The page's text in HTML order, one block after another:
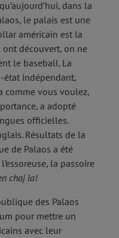
dans la
le palais est une
américain est la
découvert, on ne
le baseball. La
état indépendant,
comme vous voulez,
a adopté
officielles.
Résultats de la
de Palaos a été
la passoire
chaj la!
des Palaos
pour mettre un
avec leur